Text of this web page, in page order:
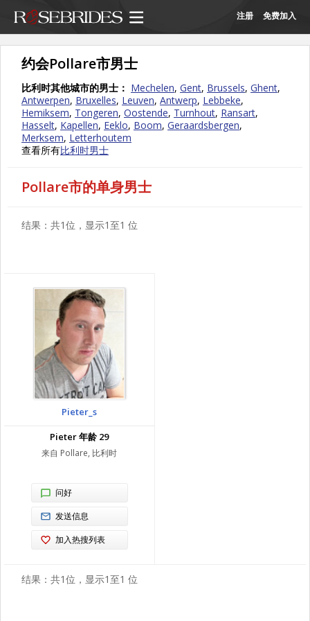
注册 免费加入
约会Pollare市男士
比利时其他城市的男士： Mechelen, Gent, Brussels, Ghent,
Antwerpen, Bruxelles, Leuven, Antwerp, Lebbeke,
Hemiksem, Tongeren, Oostende, Turnhout, Ransart,
Hasselt, Kapellen, Eeklo, Boom, Geraardsbergen,
Merksem, Letterhoutem
查看所有比利时男士
Pollare市的单身男士
结果：共1位，显示1至1 位
Pieter_s
Pieter 年龄 29
来自 Pollare, 比利时
问好
发送信息
加入热搜列表
结果：共1位，显示1至1 位